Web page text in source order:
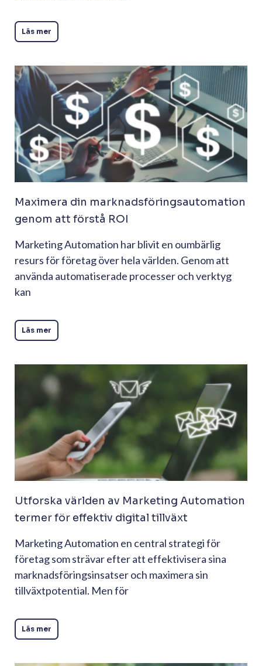
Läs mer
Maximera din marknadsföringsautomation
genom att förstå ROI
Marketing Automation har blivit en oumbärlig
resurs för företag över hela världen. Genom att
använda automatiserade processer och verktyg
kan
Läs mer
Utforska världen av Marketing Automation
termer för effektiv digital tillväxt
Marketing Automation en central strategi för
företag som strävar efter att effektivisera sina
marknadsföringsinsatser och maximera sin
tillväxtpotential. Men för
Läs mer